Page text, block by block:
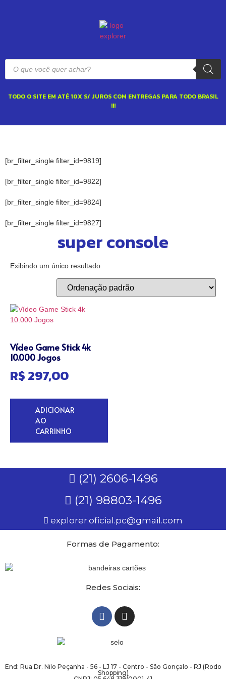
TODO O SITE EM ATÉ 10X S/ JUROS COM ENTREGAS PARA TODO BRASIL
!!!
[br_filter_single filter_id=9819]
[br_filter_single filter_id=9822]
[br_filter_single filter_id=9824]
[br_filter_single filter_id=9827]
super console
Exibindo um único resultado
Vídeo Game Stick 4k
10.000 Jogos
R$297,00
ADICIONAR
AO
CARRINHO
(21) 2606-1496
(21) 98803-1496
explorer.oficial.pc@gmail.com
Formas de Pagamento:
Redes Sociais:
End: Rua Dr. Nilo Peçanha - 56 - LJ 17 - Centro - São Gonçalo - RJ (Rodo
Shopping)